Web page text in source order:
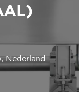
, Nederland